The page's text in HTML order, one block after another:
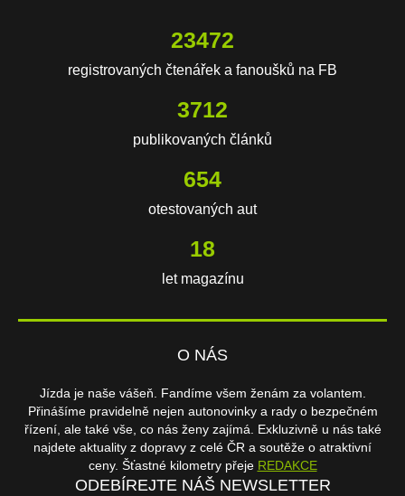
23472
registrovaných čtenářek a fanoušků na FB
3712
publikovaných článků
654
otestovaných aut
18
let magazínu
O NÁS
Jízda je naše vášeň. Fandíme všem ženám za volantem.
Přinášíme pravidelně nejen autonovinky a rady o bezpečném
řízení, ale také vše, co nás ženy zajímá. Exkluzivně u nás také
najdete aktuality z dopravy z celé ČR a soutěže o atraktivní
ceny. Šťastné kilometry přeje REDAKCE
ODEBÍREJTE NÁŠ NEWSLETTER